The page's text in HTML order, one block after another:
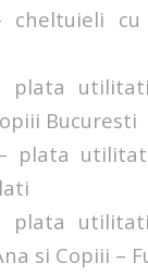
cheltuieli cu
plata
Bucuresti
plata
plata
si Copiii –